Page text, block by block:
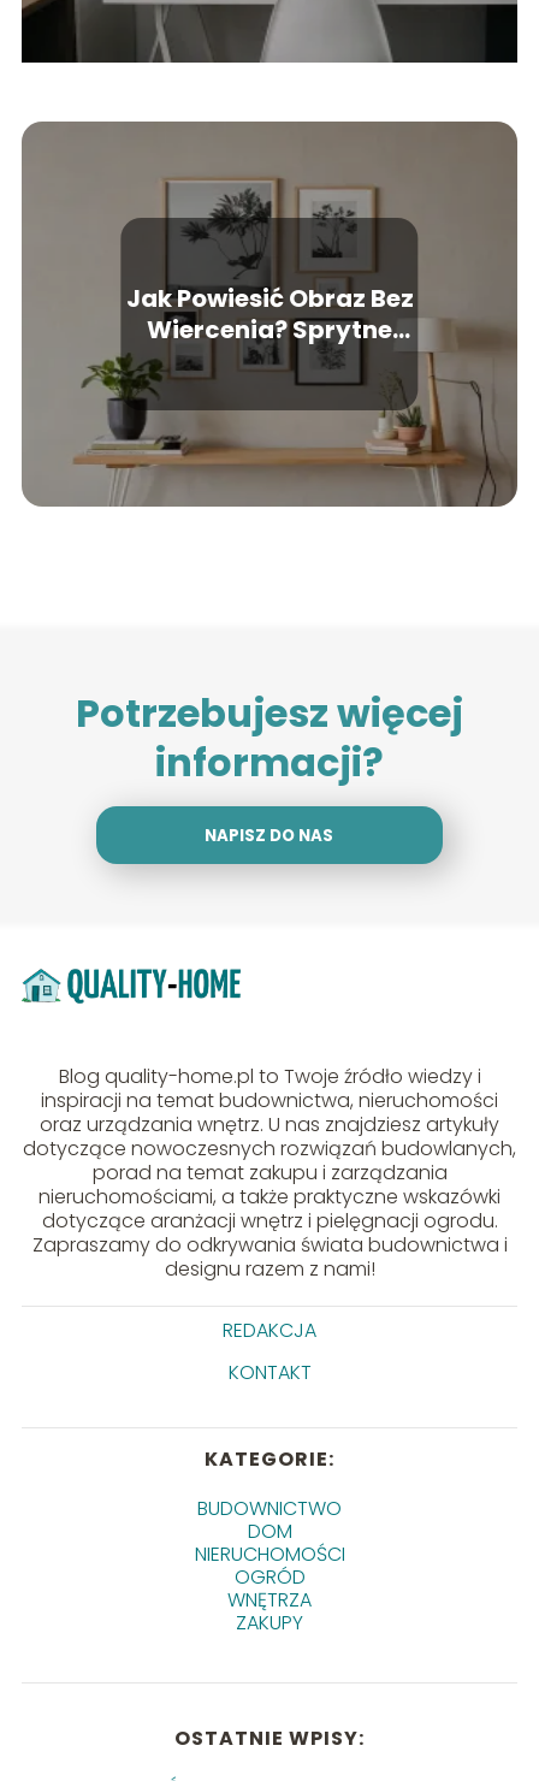
Jak Powiesić Obraz Bez
Wiercenia? Sprytne
Sposoby na Dekoracje
Ścian
Potrzebujesz więcej
informacji?
NAPISZ DO NAS
Blog quality-home.pl to Twoje źródło wiedzy i
inspiracji na temat budownictwa, nieruchomości
oraz urządzania wnętrz. U nas znajdziesz artykuły
dotyczące nowoczesnych rozwiązań budowlanych,
porad na temat zakupu i zarządzania
nieruchomościami, a także praktyczne wskazówki
dotyczące aranżacji wnętrz i pielęgnacji ogrodu.
Zapraszamy do odkrywania świata budownictwa i
designu razem z nami!
REDAKCJA
KONTAKT
KATEGORIE:
BUDOWNICTWO
DOM
NIERUCHOMOŚCI
OGRÓD
WNĘTRZA
ZAKUPY
OSTATNIE WPISY: